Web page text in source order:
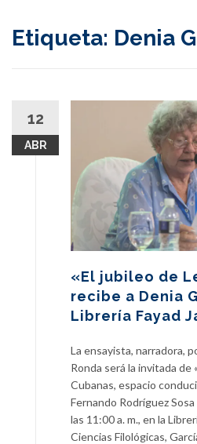
Etiqueta: Denia
12
ABR
«El jubileo de
recibe a Denia
Librería Fayad
La ensayista, narradora,
Ronda será la invitada de
Cubanas, espacio
Fernando Rodríguez
las 11:00 a. m., en la
Ciencias Filológicas,